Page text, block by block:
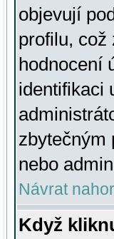
objevují
profilu, což
hodnocení
identifikaci
zbytečným
nebo
Návrat
Když